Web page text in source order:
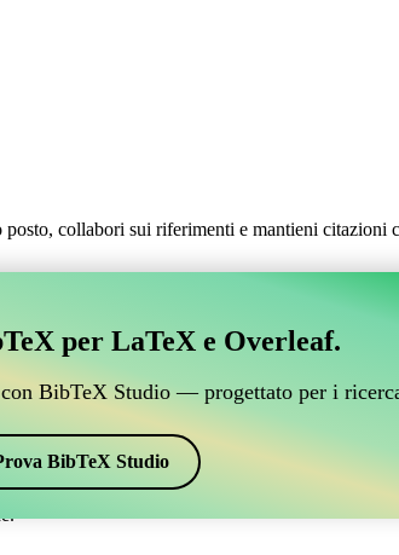
collabori sui riferimenti e mantieni citazioni
BibTeX, che si connetta a Overleaf?
BibTeX, che si connetta a Overleaf?”
CiteDrive potrebbe essere perfetto! Ti
se stai cercando un modo semplice per
per LaTeX e Overleaf.
BibTeX Studio — progettato per i
BibTeX Studio